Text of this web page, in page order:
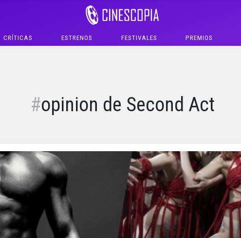
CRÍTICAS ESTRENOS FESTIVALES PREMIOS
opinion de Second Act